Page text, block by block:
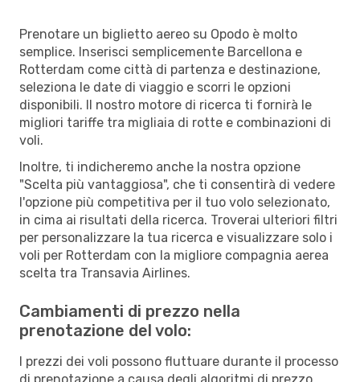
Prenotare un biglietto aereo su Opodo è molto
semplice. Inserisci semplicemente Barcellona e
Rotterdam come città di partenza e destinazione,
seleziona le date di viaggio e scorri le opzioni
disponibili. Il nostro motore di ricerca ti fornirà le
migliori tariffe tra migliaia di rotte e combinazioni di
voli.
Inoltre, ti indicheremo anche la nostra opzione
"Scelta più vantaggiosa", che ti consentirà di vedere
l'opzione più competitiva per il tuo volo selezionato,
in cima ai risultati della ricerca. Troverai ulteriori filtri
per personalizzare la tua ricerca e visualizzare solo i
voli per Rotterdam con la migliore compagnia aerea
scelta tra Transavia Airlines.
Cambiamenti di prezzo nella
prenotazione del volo:
I prezzi dei voli possono fluttuare durante il processo